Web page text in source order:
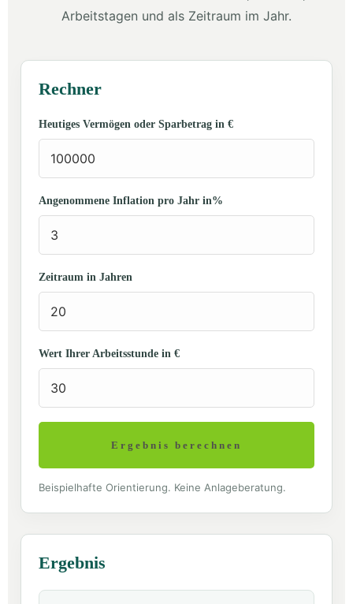
Arbeitstagen und als Zeitraum im Jahr.
Rechner
Heutiges Vermögen oder Sparbetrag in €
Angenommene Inflation pro Jahr in%
Zeitraum in Jahren
Wert Ihrer Arbeitsstunde in €
Ergebnis berechnen
Beispielhafte Orientierung. Keine Anlageberatung.
Ergebnis